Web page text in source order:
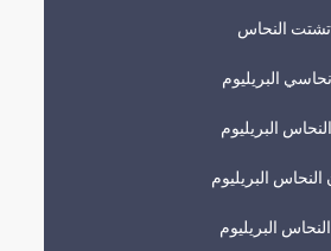
تشتت النحاس
البريليوم
البريليوم
البريليوم
البريليوم